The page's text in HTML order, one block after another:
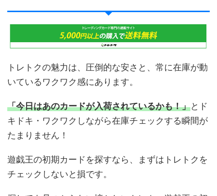
トレトクの魅力は、圧倒的な安さと、常に在庫が動
いているワクワク感にあります。
「今日はあのカードが入荷されているかも！」とド
キドキ・ワクワクしながら在庫チェックする瞬間が
たまりません！
遊戯王の初期カードを探すなら、まずはトレトクを
チェックしないと損です。